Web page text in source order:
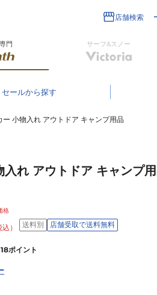
店舗検索
門 サーフ&スノー
セール
小物入れ アウトドア キャンプ用品
れ アウトドア キャンプ
格
込） 送料別 店舗受取で送料無料
18ポイント